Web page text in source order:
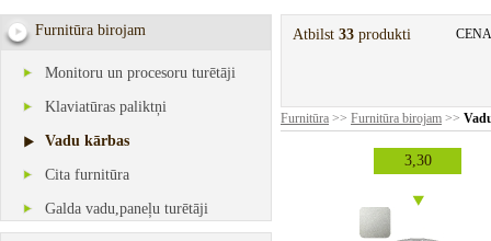
Furnitūra birojam
Monitoru un procesoru turētāji
Klaviatūras paliktņi
Vadu kārbas
Cita furnitūra
Galda vadu,paneļu turētāji
Atbilst 33 produkti
Furnitūra >> Furnitūra birojam >>
3,30